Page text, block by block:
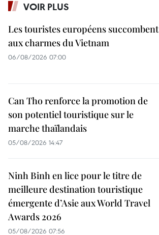
VOIR PLUS
Les touristes européens succombent
aux charmes du Vietnam
06/08/2026 07:00
Can Tho renforce la promotion de
son potentiel touristique sur le
marche thaïlandais
05/08/2026 14:47
Ninh Binh en lice pour le titre de
meilleure destination touristique
émergente d’Asie aux World Travel
Awards 2026
05/08/2026 07:56